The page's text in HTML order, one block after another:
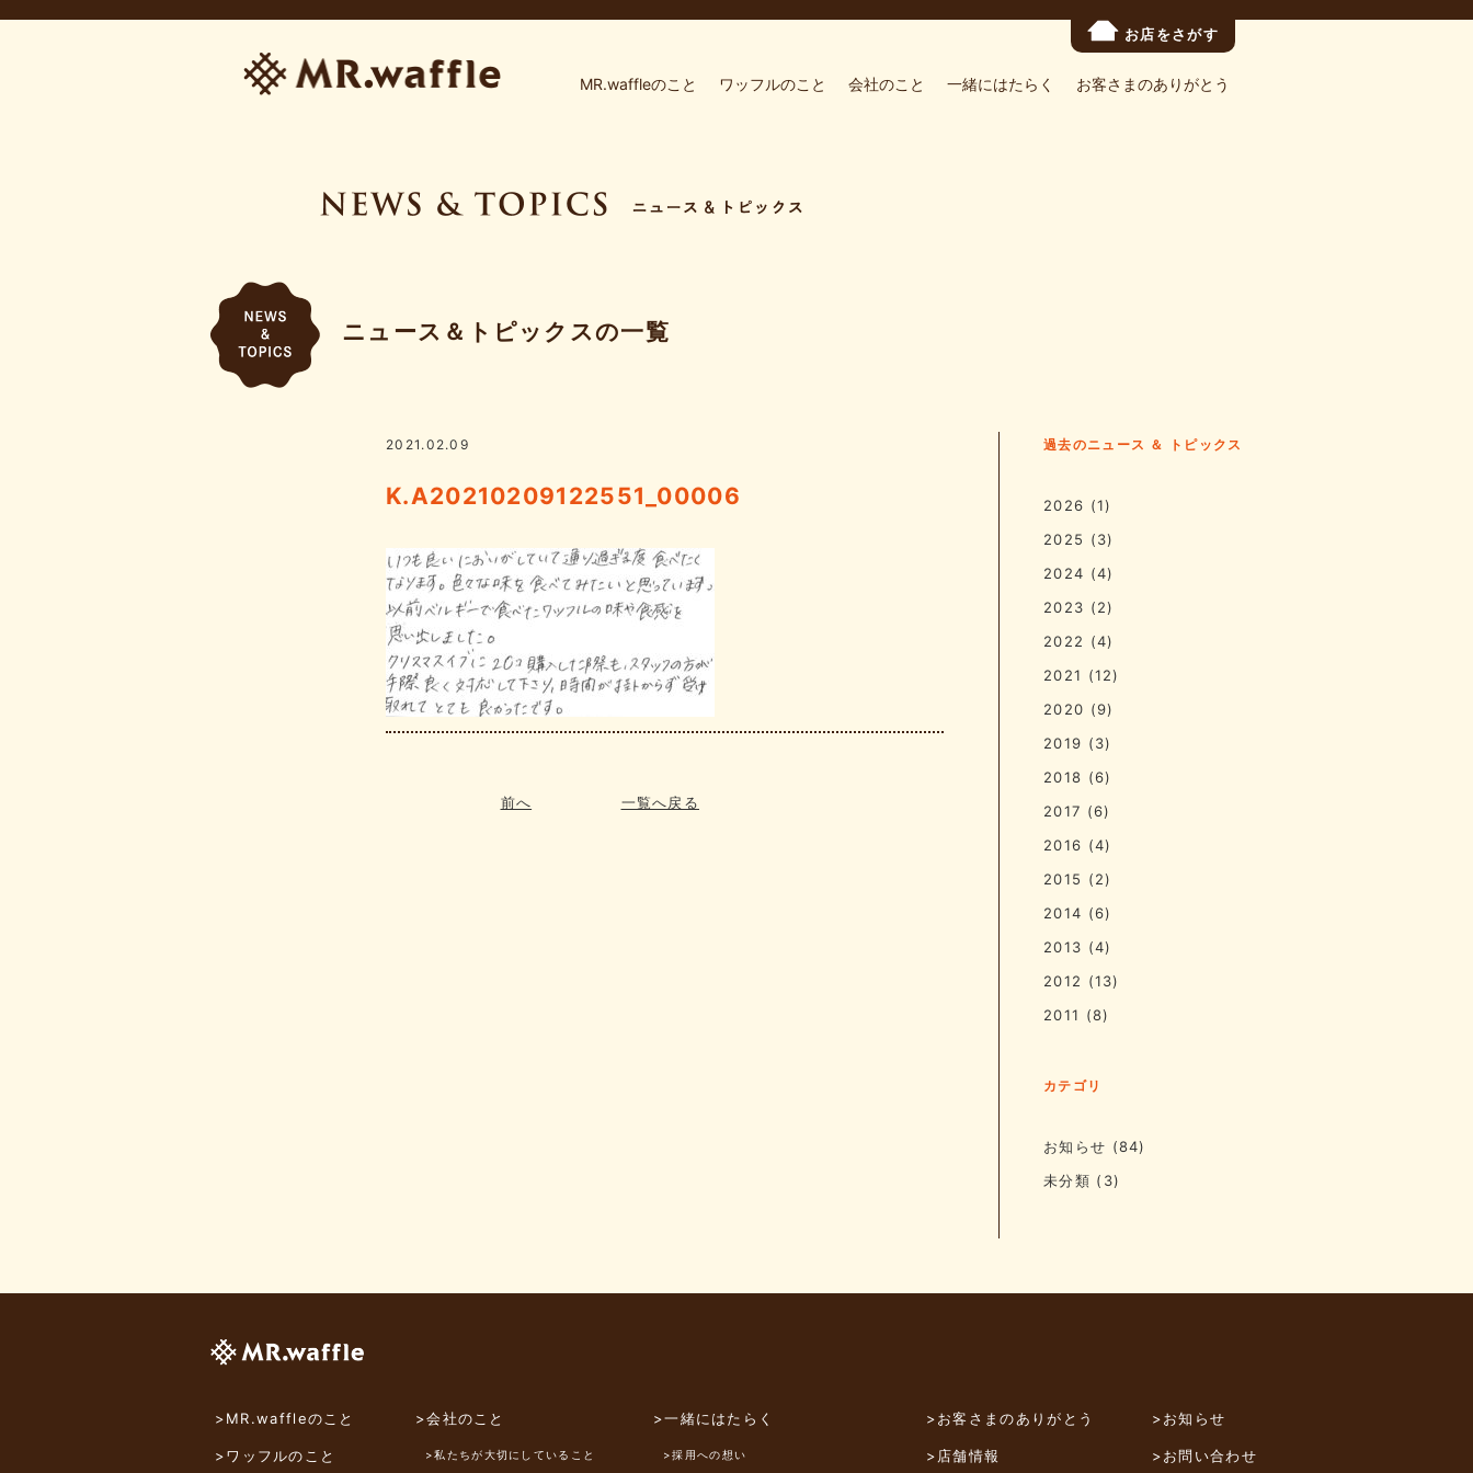
お店をさがす
MR.waffleのこと ワッフルのこと 会社のこと 一緒にはたらく お客さまのありがとう
ニュース＆トピックスの一覧
2021.02.09
K.A20210209122551_00006
前へ 一覧へ戻る
過去のニュース ＆ トピックス
2026 (1)
2025 (3)
2024 (4)
2023 (2)
2022 (4)
2021 (12)
2020 (9)
2019 (3)
2018 (6)
2017 (6)
2016 (4)
2015 (2)
2014 (6)
2013 (4)
2012 (13)
2011 (8)
カテゴリ
お知らせ (84)
未分類 (3)
>MR.waffleのこと
>ワッフルのこと
>会社のこと
>私たちが大切にしていること
>一緒にはたらく
>採用への想い
>お客さまのありがとう
>店舗情報
>お知らせ
>お問い合わせ